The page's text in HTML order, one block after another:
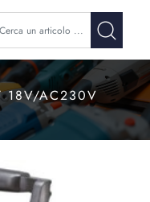
18V/AC230V